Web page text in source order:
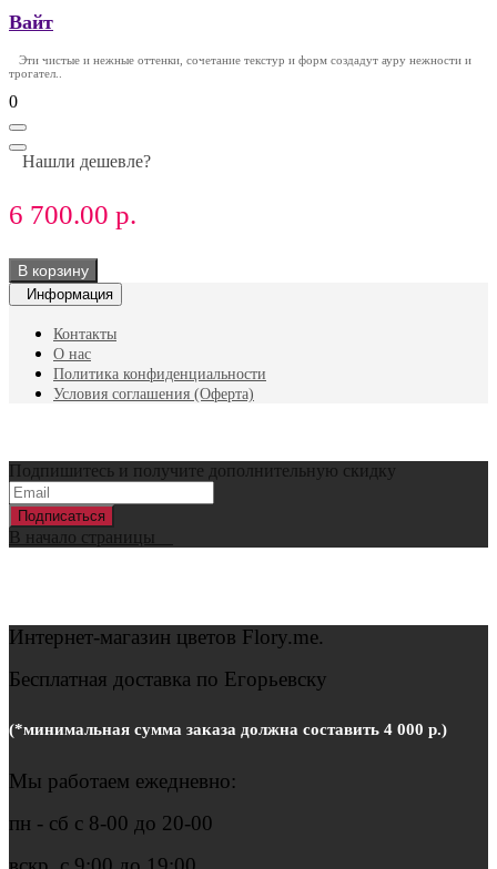
Вайт
Эти чистые и нежные оттенки, сочетание текстур и форм создадут ауру нежности и
трогател..
0
Нашли дешевле?
6 700.00 р.
В корзину
Информация
Контакты
О нас
Политика конфиденциальности
Условия соглашения (Оферта)
Подпишитесь и получите дополнительную скидку
Подписаться
В начало страницы
Интернет-магазин цветов Flory.me.
Бесплатная доставка по Егорьевску
(*минимальная сумма заказа должна составить 4 000 р.)
Мы работаем ежедневно:
пн - сб с 8-00 до 20-00